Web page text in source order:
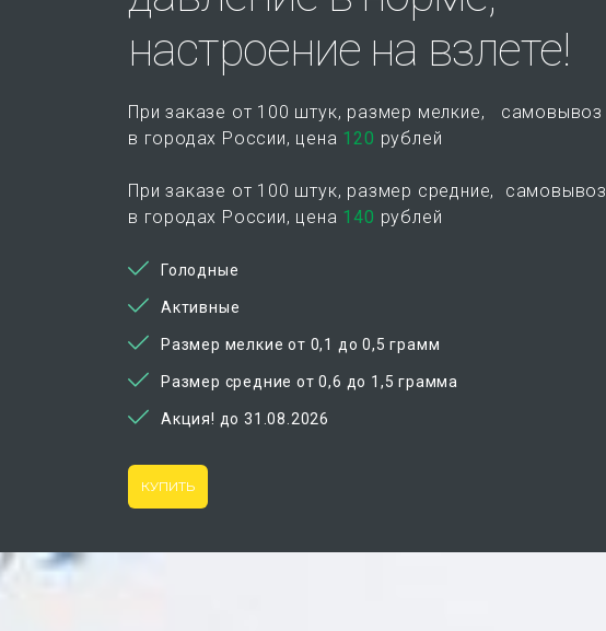
настроение на взлете!
При заказе от 100 штук, размер мелкие, самовывоз
в городах России, цена 120 рублей
При заказе от 100 штук, размер средние, самовывоз
в городах России, цена 140 рублей
Голодные
Активные
Размер мелкие от 0,1 до 0,5 грамм
Размер средние от 0,6 до 1,5 грамма
Акция! до 31.08.2026
КУПИТЬ